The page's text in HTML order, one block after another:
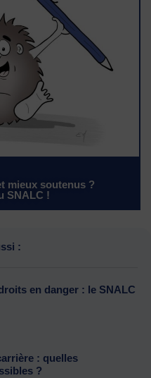
mieux soutenus ?
SNALC !
:
en danger : le SNALC
: quelles
?